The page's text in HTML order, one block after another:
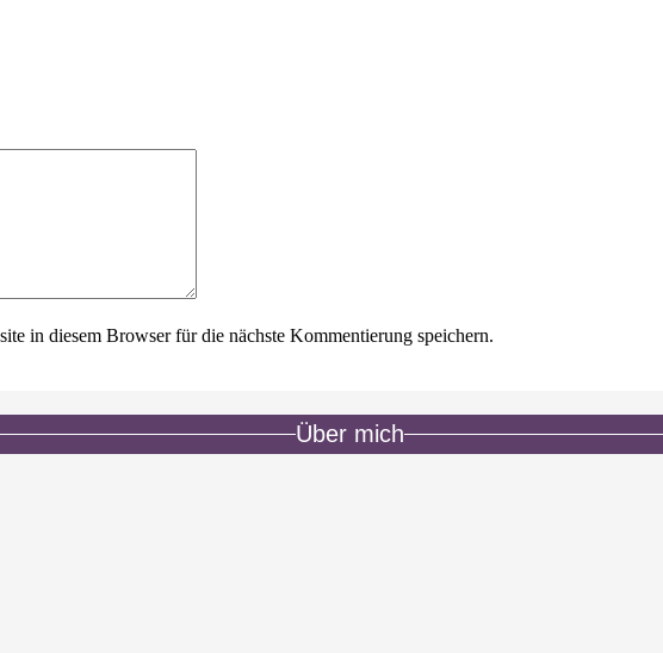
in diesem Browser für die nächste Kommentierung speichern.
Über mich